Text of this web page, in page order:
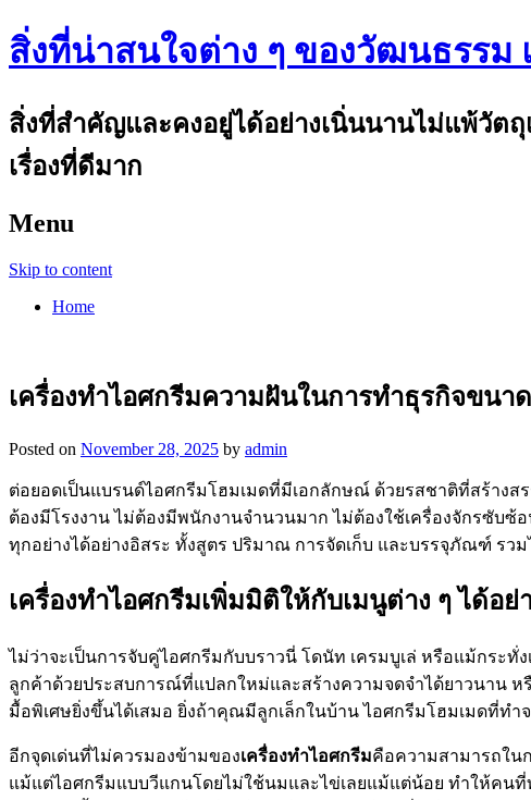
สิ่งที่น่าสนใจต่าง ๆ ของวัฒนธรร
สิ่งที่สำคัญและคงอยู่ได้อย่างเนิ่นนานไม่แพ้วัต
เรื่องที่ดีมาก
Menu
Skip to content
Home
เครื่องทำไอศกรีมความฝันในการทำธุรกิจขนา
Posted on November 28, 2025 by admin
ต่อยอดเป็นแบรนด์ไอศกรีมโฮมเมดที่มีเอกลักษณ์ ด้วยรสชาติที่สร้าง
ต้องมีโรงงาน ไม่ต้องมีพนักงานจำนวนมาก ไม่ต้องใช้เครื่องจักรซับ
ทุกอย่างได้อย่างอิสระ ทั้งสูตร ปริมาณ การจัดเก็บ และบรรจุภัณฑ์ รว
เครื่องทำไอศกรีมเพิ่มมิติให้กับเมนูต่าง ๆ ได้อย่
ไม่ว่าจะเป็นการจับคู่ไอศกรีมกับบราวนี่ โดนัท เครมบูเล่ หรือแม้กระ
ลูกค้าด้วยประสบการณ์ที่แปลกใหม่และสร้างความจดจำได้ยาวนาน
มื้อพิเศษยิ่งขึ้นได้เสมอ ยิ่งถ้าคุณมีลูกเล็กในบ้าน ไอศกรีมโฮมเมดที่ทำ
อีกจุดเด่นที่ไม่ควรมองข้ามของเครื่องทำไอศกรีมคือความสามารถใน
แม้แต่ไอศกรีมแบบวีแกนโดยไม่ใช้นมและไข่เลยแม้แต่น้อย ทำให้คน